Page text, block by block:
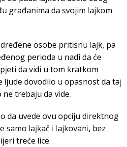
građanima da svojim lajkom
osobe pritisnu lajk, pa
perioda u nadi da će
da vidi u tom kratkom
ljude dovodilo u opasnost da taj
trebaju da vide.
da uvede ovu opciju direktnog
samo lajkač i lajkovani, bez
treće lice.